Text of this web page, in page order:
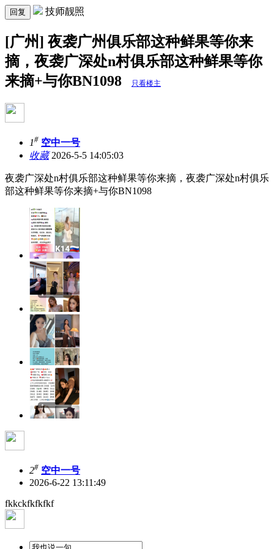
回复 技师靓照
[广州] 夜袭广州俱乐部这种鲜果等你来
摘，夜袭广深处n村俱乐部这种鲜果等你
来摘+与你BN1098
只看楼主
1# 空中一号
收藏2026-5-5 14:05:03
夜袭广深处n村俱乐部这种鲜果等你来摘，夜袭广深处n村俱乐
部这种鲜果等你来摘+与你BN1098
2# 空中一号
2026-6-22 13:11:49
fkkckfkfkfkf